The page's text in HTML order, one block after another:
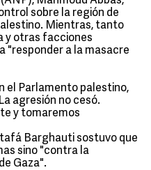
sobre la región de
Mientras, tanto
y otras facciones
"responder a la masacre
el Parlamento palestino,
agresión no cesó.
y tomaremos
Barghauti sostuvo que
sino "contra la
Gaza".